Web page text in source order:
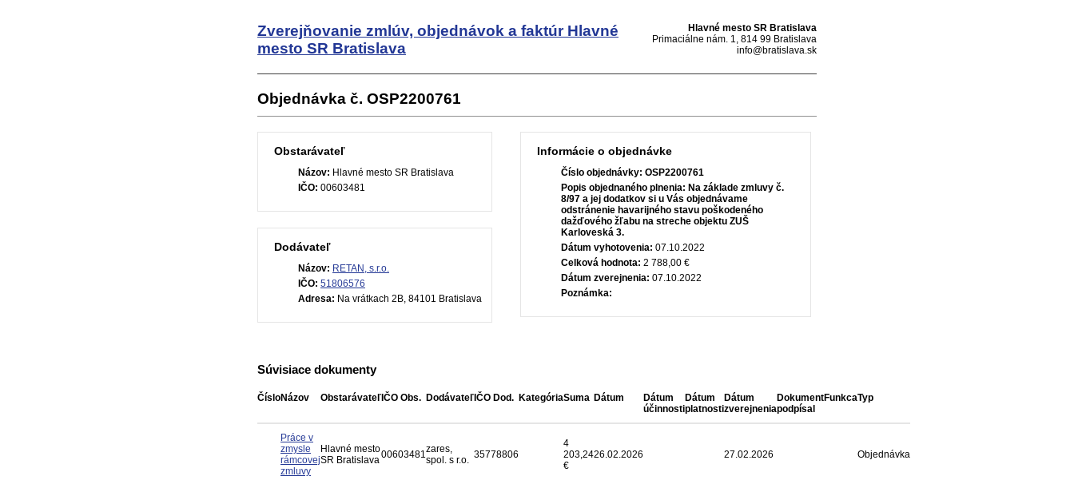
Zverejňovanie zmlúv, objednávok a faktúr Hlavné
mesto SR Bratislava
Hlavné mesto SR Bratislava
Primaciálne nám. 1, 814 99 Bratislava
info@bratislava.sk
Objednávka č. OSP2200761
Obstarávateľ
Názov: Hlavné mesto SR Bratislava
IČO: 00603481
Dodávateľ
Názov: RETAN, s.r.o.
IČO: 51806576
Adresa: Na vrátkach 2B, 84101 Bratislava
Informácie o objednávke
Číslo objednávky: OSP2200761
Popis objednaného plnenia: Na základe zmluvy č.
8/97 a jej dodatkov si u Vás objednávame
odstránenie havarijného stavu poškodeného
dažďového žľabu na streche objektu ZUŠ
Karloveská 3.
Dátum vyhotovenia: 07.10.2022
Celková hodnota: 2 788,00 €
Dátum zverejnenia: 07.10.2022
Poznámka:
Súvisiace dokumenty
ČísloNázov Obstarávateľ IČO Obs. Dodávateľ IČO Dod. KategóriaSuma Dátum
Dátum
účinnosti
Dátum
platnosti
Dátum
zverejnenia
Dokument
podpísal
FunkcaTyp
Práce v
zmysle
rámcovej
zmluvy
Hlavné mesto
SR Bratislava00603481zares,
spol. s r.o. 35778806
4
203,24
€
26.02.2026 27.02.2026 Objednávka